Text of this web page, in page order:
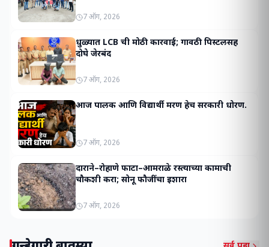
7 ऑग, 2026
धुळ्यात LCB ची मोठी कारवाई; गावठी पिस्टलसह
दोघे जेरबंद
7 ऑग, 2026
आज पालक आणि विद्यार्थी मरण हेच सरकारी धोरण.
7 ऑग, 2026
दाराने–रोहाणे फाटा–आमराळे रस्त्याच्या कामाची
चौकशी करा; सोनू फौजींचा इशारा
7 ऑग, 2026